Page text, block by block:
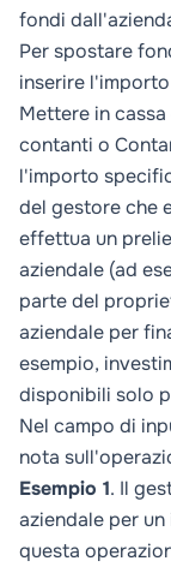
fondi
Per spostare
inserire
Mettere in cassa
contanti o
l'importo
del gestore che
effettua un
aziendale (ad
parte del
aziendale per
esempio,
disponibili solo
Nel campo di
nota
Esempio 1. Il
aziendale per
questa